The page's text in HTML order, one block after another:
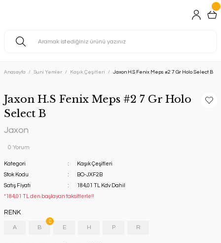
Anasayfa Suni Yemler Kaşık Çeşitleri Jaxon H.S Fenix Meps #2 7 Gr Holo Select B
Jaxon H.S Fenix Meps #2 7 Gr Holo
Select B
Jaxon
0 Yorum
Kategori
Kaşık Çeşitleri
Stok Kodu
BO-JXF2B
Satış Fiyatı
184,01 TL Kdv Dahil
*184,01 TL den başlayan taksitlerle!!
RENK
A B E H P R